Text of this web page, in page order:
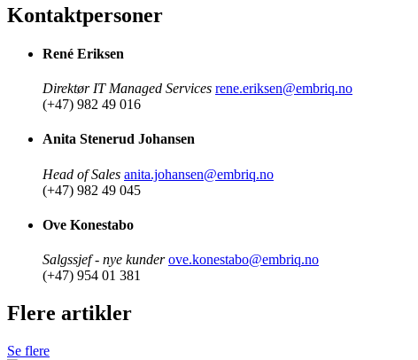
Kontaktpersoner
René Eriksen
Direktør IT Managed Services rene.eriksen@embriq.no
(+47) 982 49 016
Anita Stenerud Johansen
Head of Sales anita.johansen@embriq.no
(+47) 982 49 045
Ove Konestabo
Salgssjef - nye kunder ove.konestabo@embriq.no
(+47) 954 01 381
Flere artikler
Se flere